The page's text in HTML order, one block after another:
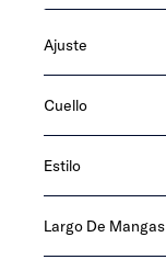
Ajuste
slim fit
Cuello
tipo polo
Estilo
esenciales
Largo De Mangas
manga corta